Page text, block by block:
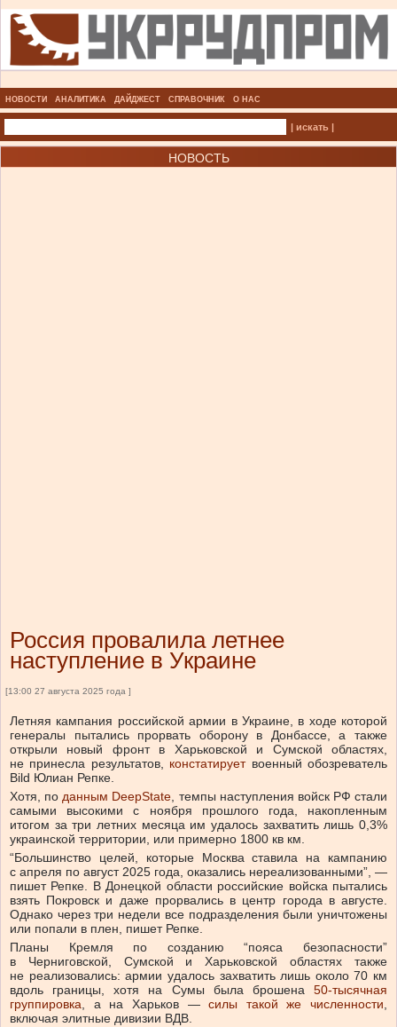
НОВОСТИ АНАЛИТИКА ДАЙДЖЕСТ СПРАВОЧНИК О НАС
| искать |
НОВОСТЬ
Россия провалила летнее
наступление в Украине
[13:00 27 августа 2025 года ]
Летняя кампания российской армии в Украине, в ходе которой
генералы пытались прорвать оборону в Донбассе, а также
открыли новый фронт в Харьковской и Сумской областях,
не принесла результатов, констатируетвоенный обозреватель
Bild Юлиан Репке.
Хотя, поданным DeepState, темпы наступления войск РФ стали
самыми высокими с ноября прошлого года, накопленным
итогом за три летних месяца им удалось захватить лишь 0,3%
украинской территории, или примерно 1800 кв км.
“Большинство целей, которые Москва ставила на кампанию
с апреля по август 2025 года, оказались нереализованными”, —
пишет Репке. В Донецкой области российские войска пытались
взять Покровск и даже прорвались в центр города в августе.
Однако через три недели все подразделения были уничтожены
или попали в плен, пишет Репке.
Планы Кремля по созданию “пояса безопасности”
в Черниговской, Сумской и Харьковской областях также
не реализовались: армии удалось захватить лишь около 70 км
вдоль границы, хотя на Сумы была брошена 50-тысячная
группировка, а на Харьков —силы такой же численности,
включая элитные дивизии ВДВ.